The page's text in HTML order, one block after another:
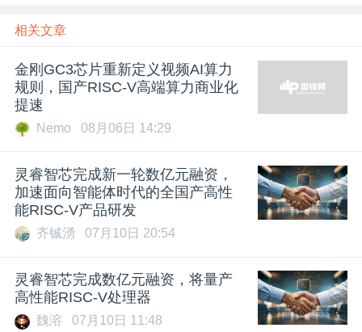
相关文章
金刚GC3芯片重新定义视频AI算力
规则，国产RISC-V高端算力商业化
提速
Nemo 08月06日 14:29
灵睿智芯完成新一轮数亿元融资，
加速面向智能体时代的全国产高性
能RISC-V产品研发
齐铖湧 07月10日 20:54
灵睿智芯完成数亿元融资，将量产
高性能RISC-V处理器
魏溶 07月10日 11:48